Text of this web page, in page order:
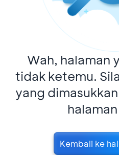
Wah, halaman
tidak ketemu.
yang
Kembali ke